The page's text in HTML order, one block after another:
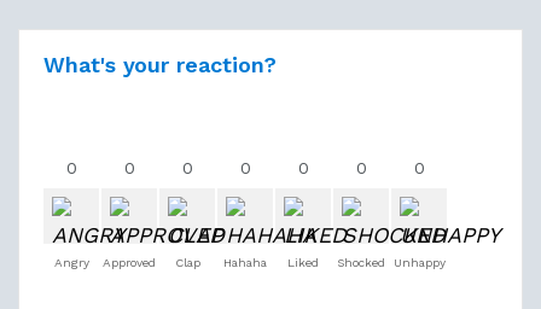
What's your reaction?
0
Angry
0
Approved
0
Clap
0
Hahaha
0
Liked
0
Shocked
0
Unhappy